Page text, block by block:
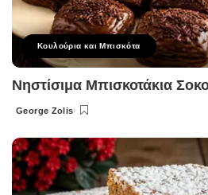
Κουλούρια και Μπισκότα
Νηστίσιμα Μπισκοτάκια
Posted
George Zolis